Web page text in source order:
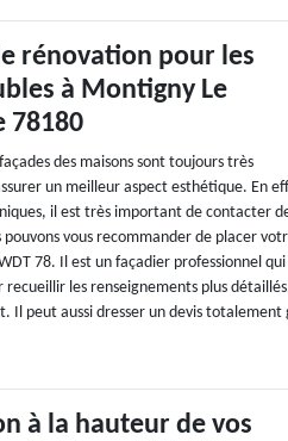
rénovation pour les
à Montigny Le
78180
des maisons sont toujours très
un meilleur aspect esthétique. En
il est très important de contacter
vous recommander de placer
78. Il est un façadier professionnel
les renseignements plus
Il peut aussi dresser un devis
à la hauteur de vos